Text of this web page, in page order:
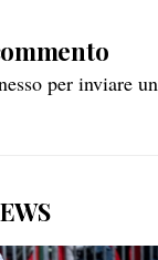
per inviare